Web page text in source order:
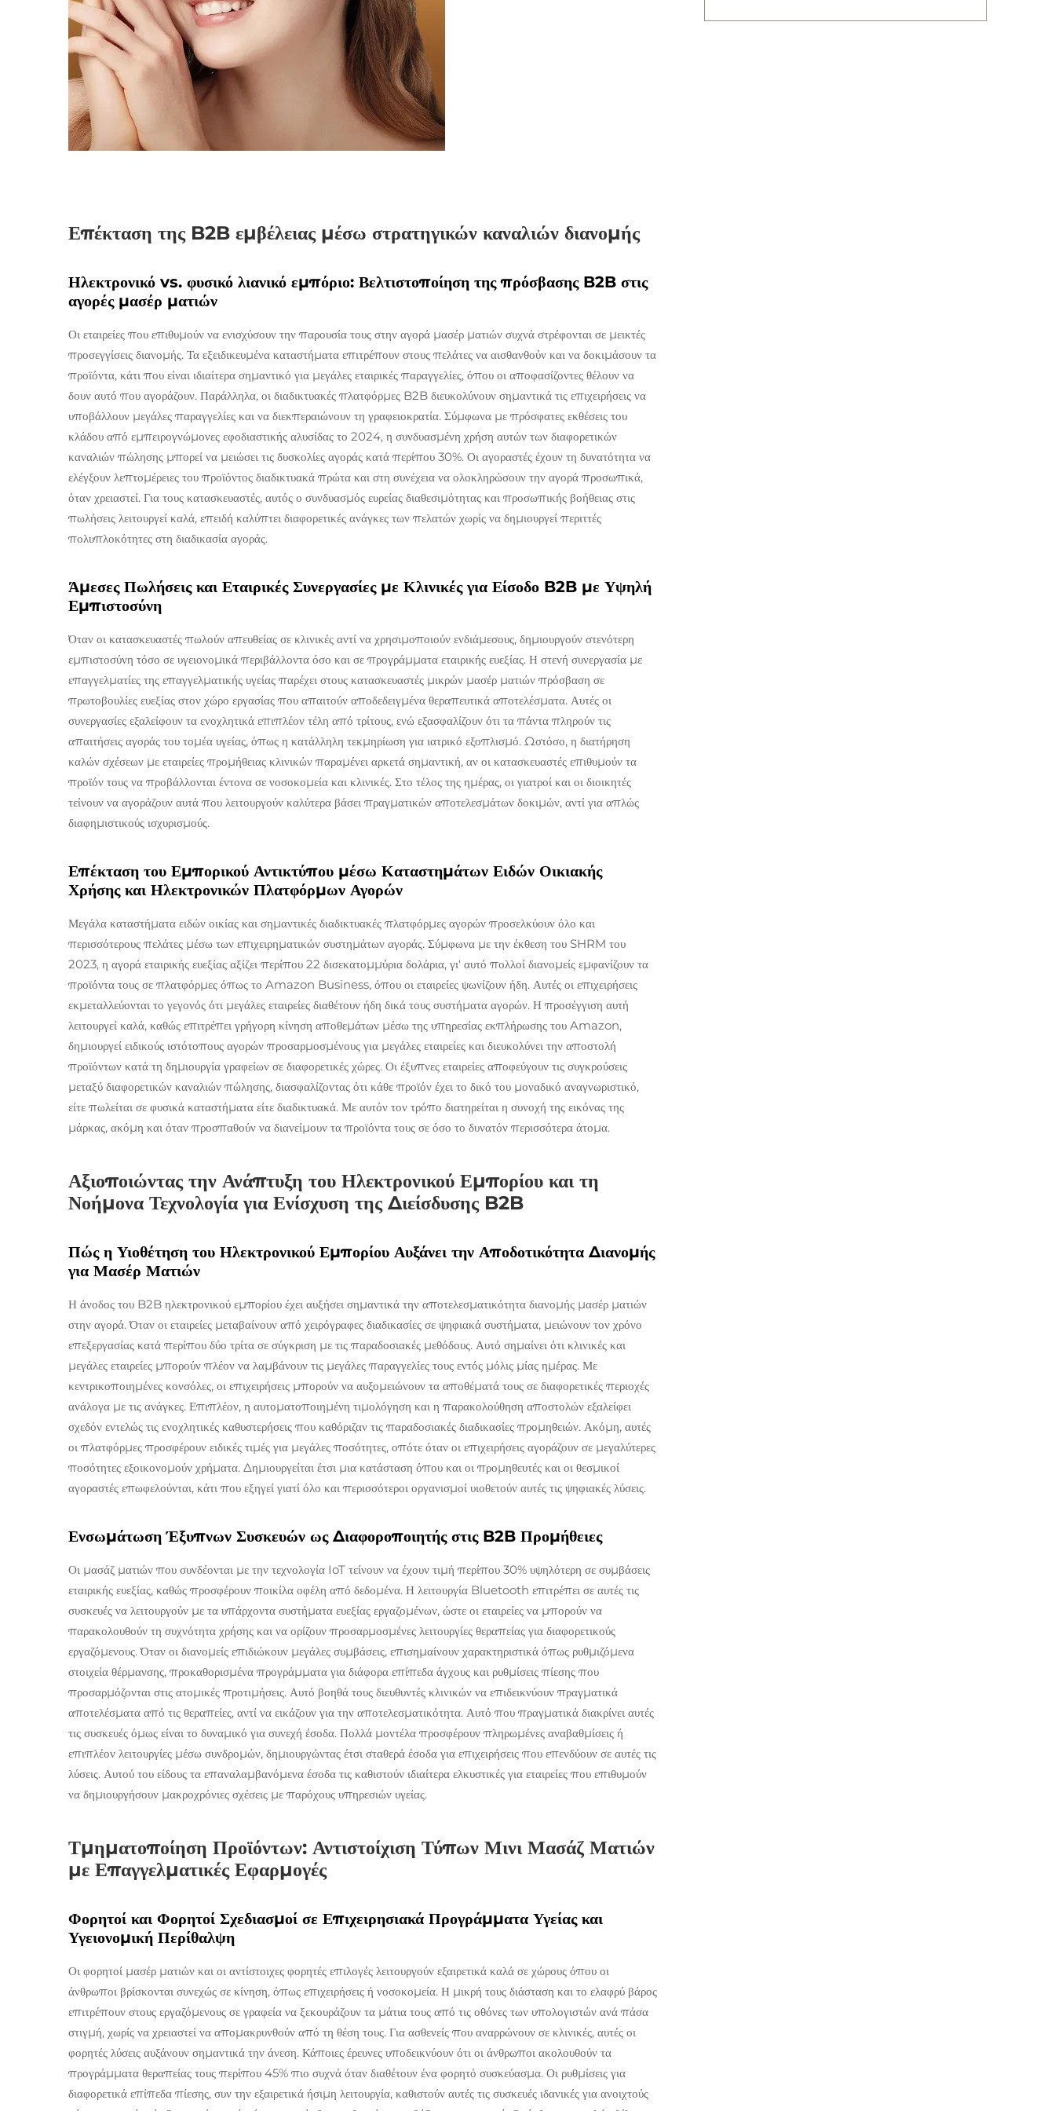
Επέκταση της B2B εμβέλειας μέσω στρατηγικών καναλιών διανομής
Ηλεκτρονικό vs. φυσικό λιανικό εμπόριο: Βελτιστοποίηση της πρόσβασης B2B στις
αγορές μασέρ ματιών
Οι εταιρείες που επιθυμούν να ενισχύσουν την παρουσία τους στην αγορά μασέρ ματιών συχνά στρέφονται σε μεικτές
προσεγγίσεις διανομής. Τα εξειδικευμένα καταστήματα επιτρέπουν στους πελάτες να αισθανθούν και να δοκιμάσουν τα
προϊόντα, κάτι που είναι ιδιαίτερα σημαντικό για μεγάλες εταιρικές παραγγελίες, όπου οι αποφασίζοντες θέλουν να
δουν αυτό που αγοράζουν. Παράλληλα, οι διαδικτυακές πλατφόρμες B2B διευκολύνουν σημαντικά τις επιχειρήσεις να
υποβάλλουν μεγάλες παραγγελίες και να διεκπεραιώνουν τη γραφειοκρατία. Σύμφωνα με πρόσφατες εκθέσεις του
κλάδου από εμπειρογνώμονες εφοδιαστικής αλυσίδας το 2024, η συνδυασμένη χρήση αυτών των διαφορετικών
καναλιών πώλησης μπορεί να μειώσει τις δυσκολίες αγοράς κατά περίπου 30%. Οι αγοραστές έχουν τη δυνατότητα να
ελέγξουν λεπτομέρειες του προϊόντος διαδικτυακά πρώτα και στη συνέχεια να ολοκληρώσουν την αγορά προσωπικά,
όταν χρειαστεί. Για τους κατασκευαστές, αυτός ο συνδυασμός ευρείας διαθεσιμότητας και προσωπικής βοήθειας στις
πωλήσεις λειτουργεί καλά, επειδή καλύπτει διαφορετικές ανάγκες των πελατών χωρίς να δημιουργεί περιττές
πολυπλοκότητες στη διαδικασία αγοράς.
Άμεσες Πωλήσεις και Εταιρικές Συνεργασίες με Κλινικές για Είσοδο B2B με Υψηλή
Εμπιστοσύνη
Όταν οι κατασκευαστές πωλούν απευθείας σε κλινικές αντί να χρησιμοποιούν ενδιάμεσους, δημιουργούν στενότερη
εμπιστοσύνη τόσο σε υγειονομικά περιβάλλοντα όσο και σε προγράμματα εταιρικής ευεξίας. Η στενή συνεργασία με
επαγγελματίες της επαγγελματικής υγείας παρέχει στους κατασκευαστές μικρών μασέρ ματιών πρόσβαση σε
πρωτοβουλίες ευεξίας στον χώρο εργασίας που απαιτούν αποδεδειγμένα θεραπευτικά αποτελέσματα. Αυτές οι
συνεργασίες εξαλείφουν τα ενοχλητικά επιπλέον τέλη από τρίτους, ενώ εξασφαλίζουν ότι τα πάντα πληρούν τις
απαιτήσεις αγοράς του τομέα υγείας, όπως η κατάλληλη τεκμηρίωση για ιατρικό εξοπλισμό. Ωστόσο, η διατήρηση
καλών σχέσεων με εταιρείες προμήθειας κλινικών παραμένει αρκετά σημαντική, αν οι κατασκευαστές επιθυμούν τα
προϊόν τους να προβάλλονται έντονα σε νοσοκομεία και κλινικές. Στο τέλος της ημέρας, οι γιατροί και οι διοικητές
τείνουν να αγοράζουν αυτά που λειτουργούν καλύτερα βάσει πραγματικών αποτελεσμάτων δοκιμών, αντί για απλώς
διαφημιστικούς ισχυρισμούς.
Επέκταση του Εμπορικού Αντικτύπου μέσω Καταστημάτων Ειδών Οικιακής
Χρήσης και Ηλεκτρονικών Πλατφόρμων Αγορών
Μεγάλα καταστήματα ειδών οικίας και σημαντικές διαδικτυακές πλατφόρμες αγορών προσελκύουν όλο και
περισσότερους πελάτες μέσω των επιχειρηματικών συστημάτων αγοράς. Σύμφωνα με την έκθεση του SHRM του
2023, η αγορά εταιρικής ευεξίας αξίζει περίπου 22 δισεκατομμύρια δολάρια, γι' αυτό πολλοί διανομείς εμφανίζουν τα
προϊόντα τους σε πλατφόρμες όπως το Amazon Business, όπου οι εταιρείες ψωνίζουν ήδη. Αυτές οι επιχειρήσεις
εκμεταλλεύονται το γεγονός ότι μεγάλες εταιρείες διαθέτουν ήδη δικά τους συστήματα αγορών. Η προσέγγιση αυτή
λειτουργεί καλά, καθώς επιτρέπει γρήγορη κίνηση αποθεμάτων μέσω της υπηρεσίας εκπλήρωσης του Amazon,
δημιουργεί ειδικούς ιστότοπους αγορών προσαρμοσμένους για μεγάλες εταιρείες και διευκολύνει την αποστολή
προϊόντων κατά τη δημιουργία γραφείων σε διαφορετικές χώρες. Οι έξυπνες εταιρείες αποφεύγουν τις συγκρούσεις
μεταξύ διαφορετικών καναλιών πώλησης, διασφαλίζοντας ότι κάθε προϊόν έχει το δικό του μοναδικό αναγνωριστικό,
είτε πωλείται σε φυσικά καταστήματα είτε διαδικτυακά. Με αυτόν τον τρόπο διατηρείται η συνοχή της εικόνας της
μάρκας, ακόμη και όταν προσπαθούν να διανείμουν τα προϊόντα τους σε όσο το δυνατόν περισσότερα άτομα.
Αξιοποιώντας την Ανάπτυξη του Ηλεκτρονικού Εμπορίου και τη
Νοήμονα Τεχνολογία για Ενίσχυση της Διείσδυσης B2B
Πώς η Υιοθέτηση του Ηλεκτρονικού Εμπορίου Αυξάνει την Αποδοτικότητα Διανομής
για Μασέρ Ματιών
Η άνοδος του B2B ηλεκτρονικού εμπορίου έχει αυξήσει σημαντικά την αποτελεσματικότητα διανομής μασέρ ματιών
στην αγορά. Όταν οι εταιρείες μεταβαίνουν από χειρόγραφες διαδικασίες σε ψηφιακά συστήματα, μειώνουν τον χρόνο
επεξεργασίας κατά περίπου δύο τρίτα σε σύγκριση με τις παραδοσιακές μεθόδους. Αυτό σημαίνει ότι κλινικές και
μεγάλες εταιρείες μπορούν πλέον να λαμβάνουν τις μεγάλες παραγγελίες τους εντός μόλις μίας ημέρας. Με
κεντρικοποιημένες κονσόλες, οι επιχειρήσεις μπορούν να αυξομειώνουν τα αποθέματά τους σε διαφορετικές περιοχές
ανάλογα με τις ανάγκες. Επιπλέον, η αυτοματοποιημένη τιμολόγηση και η παρακολούθηση αποστολών εξαλείφει
σχεδόν εντελώς τις ενοχλητικές καθυστερήσεις που καθόριζαν τις παραδοσιακές διαδικασίες προμηθειών. Ακόμη, αυτές
οι πλατφόρμες προσφέρουν ειδικές τιμές για μεγάλες ποσότητες, οπότε όταν οι επιχειρήσεις αγοράζουν σε μεγαλύτερες
ποσότητες εξοικονομούν χρήματα. Δημιουργείται έτσι μια κατάσταση όπου και οι προμηθευτές και οι θεσμικοί
αγοραστές επωφελούνται, κάτι που εξηγεί γιατί όλο και περισσότεροι οργανισμοί υιοθετούν αυτές τις ψηφιακές λύσεις.
Ενσωμάτωση Έξυπνων Συσκευών ως Διαφοροποιητής στις B2B Προμήθειες
Οι μασάζ ματιών που συνδέονται με την τεχνολογία IoT τείνουν να έχουν τιμή περίπου 30% υψηλότερη σε συμβάσεις
εταιρικής ευεξίας, καθώς προσφέρουν ποικίλα οφέλη από δεδομένα. Η λειτουργία Bluetooth επιτρέπει σε αυτές τις
συσκευές να λειτουργούν με τα υπάρχοντα συστήματα ευεξίας εργαζομένων, ώστε οι εταιρείες να μπορούν να
παρακολουθούν τη συχνότητα χρήσης και να ορίζουν προσαρμοσμένες λειτουργίες θεραπείας για διαφορετικούς
εργαζόμενους. Όταν οι διανομείς επιδιώκουν μεγάλες συμβάσεις, επισημαίνουν χαρακτηριστικά όπως ρυθμιζόμενα
στοιχεία θέρμανσης, προκαθορισμένα προγράμματα για διάφορα επίπεδα άγχους και ρυθμίσεις πίεσης που
προσαρμόζονται στις ατομικές προτιμήσεις. Αυτό βοηθά τους διευθυντές κλινικών να επιδεικνύουν πραγματικά
αποτελέσματα από τις θεραπείες, αντί να εικάζουν για την αποτελεσματικότητα. Αυτό που πραγματικά διακρίνει αυτές
τις συσκευές όμως είναι το δυναμικό για συνεχή έσοδα. Πολλά μοντέλα προσφέρουν πληρωμένες αναβαθμίσεις ή
επιπλέον λειτουργίες μέσω συνδρομών, δημιουργώντας έτσι σταθερά έσοδα για επιχειρήσεις που επενδύουν σε αυτές τις
λύσεις. Αυτού του είδους τα επαναλαμβανόμενα έσοδα τις καθιστούν ιδιαίτερα ελκυστικές για εταιρείες που επιθυμούν
να δημιουργήσουν μακροχρόνιες σχέσεις με παρόχους υπηρεσιών υγείας.
Τμηματοποίηση Προϊόντων: Αντιστοίχιση Τύπων Μινι Μασάζ Ματιών
με Επαγγελματικές Εφαρμογές
Φορητοί και Φορητοί Σχεδιασμοί σε Επιχειρησιακά Προγράμματα Υγείας και
Υγειονομική Περίθαλψη
Οι φορητοί μασέρ ματιών και οι αντίστοιχες φορητές επιλογές λειτουργούν εξαιρετικά καλά σε χώρους όπου οι
άνθρωποι βρίσκονται συνεχώς σε κίνηση, όπως επιχειρήσεις ή νοσοκομεία. Η μικρή τους διάσταση και το ελαφρύ βάρος
επιτρέπουν στους εργαζόμενους σε γραφεία να ξεκουράζουν τα μάτια τους από τις οθόνες των υπολογιστών ανά πάσα
στιγμή, χωρίς να χρειαστεί να απομακρυνθούν από τη θέση τους. Για ασθενείς που αναρρώνουν σε κλινικές, αυτές οι
φορητές λύσεις αυξάνουν σημαντικά την άνεση. Κάποιες έρευνες υποδεικνύουν ότι οι άνθρωποι ακολουθούν τα
προγράμματα θεραπείας τους περίπου 45% πιο συχνά όταν διαθέτουν ένα φορητό συσκεύασμα. Οι ρυθμίσεις για
διαφορετικά επίπεδα πίεσης, συν την εξαιρετικά ήσιμη λειτουργία, καθιστούν αυτές τις συσκευές ιδανικές για ανοιχτούς